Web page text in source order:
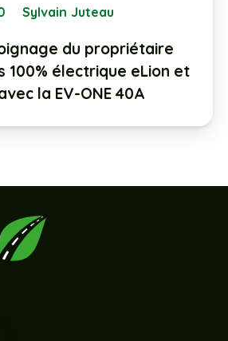
Sylvain Juteau
du propriétaire
100% électrique eLion et
la EV-ONE 40A